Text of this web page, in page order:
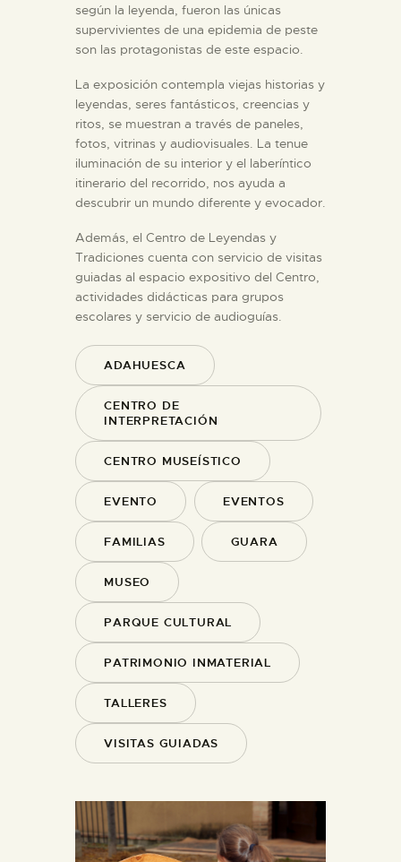
según la leyenda, fueron las únicas
supervivientes de una epidemia de peste
son las protagonistas de este espacio.
La exposición contempla viejas historias y
leyendas, seres fantásticos, creencias y
ritos, se muestran a través de paneles,
fotos, vitrinas y audiovisuales. La tenue
iluminación de su interior y el laberíntico
itinerario del recorrido, nos ayuda a
descubrir un mundo diferente y evocador.
Además, el Centro de Leyendas y
Tradiciones cuenta con servicio de visitas
guiadas al espacio expositivo del Centro,
actividades didácticas para grupos
escolares y servicio de audioguías.
ADAHUESCA
CENTRO DE
INTERPRETACIÓN
CENTRO MUSEÍSTICO
EVENTO EVENTOS
FAMILIAS GUARA
MUSEO
PARQUE CULTURAL
PATRIMONIO INMATERIAL
TALLERES
VISITAS GUIADAS